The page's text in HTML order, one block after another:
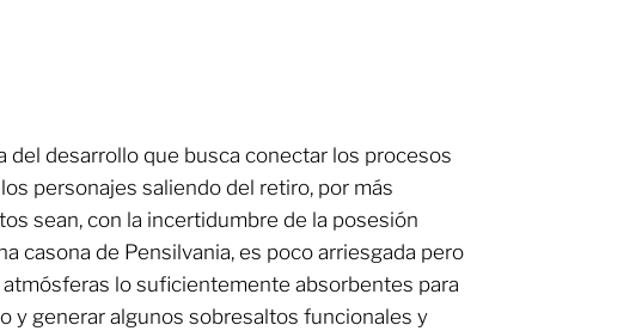
del desarrollo que busca conectar los procesos
personajes saliendo del retiro, por más
sean, con la incertidumbre de la posesión
casona de Pensilvania, es poco arriesgada pero
lo suficientemente absorbentes para
y generar algunos sobresaltos funcionales y